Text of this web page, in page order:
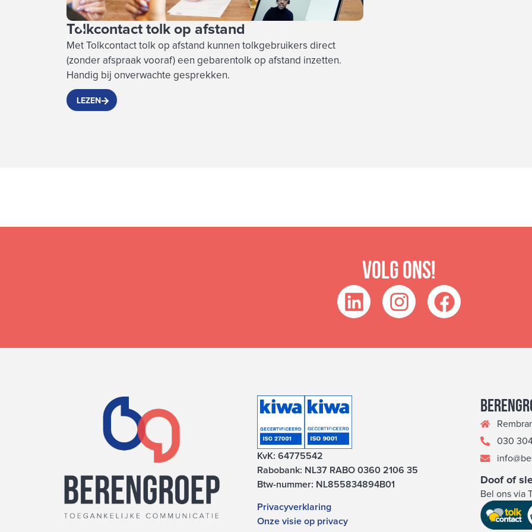
Tolkcontact tolk op afstand
Met Tolkcontact tolk op afstand kunnen tolkgebruikers direct
(zonder afspraak vooraf) een gebarentolk op afstand inzetten.
Handig bij onverwachte gesprekken.
LEZEN
Volg ons!
KvK: 64775542
Rabobank: NL37 RABO 0360 2106 35
Btw-nummer: NL855834894B01
Privacyverklaring
Onze visie op privacy
030
Doof of
Bel ons via